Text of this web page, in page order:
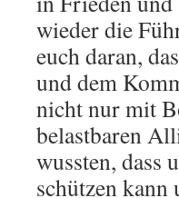
wieder die
euch daran,
und dem
nicht nur mit
belastbaren
wussten, dass
schützen kann